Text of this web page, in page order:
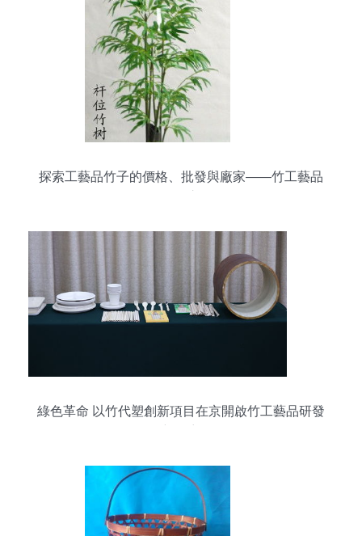
探索工藝品竹子的價格、批發與廠家——竹工藝品
綠色革命 以竹代塑創新項目在京開啟竹工藝品研發